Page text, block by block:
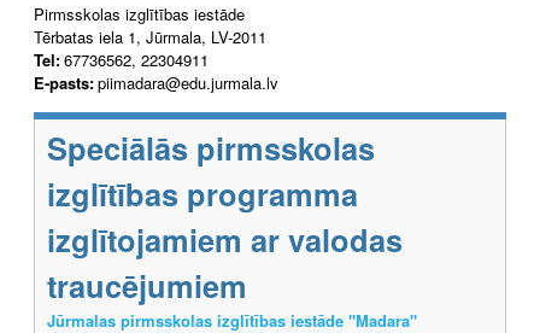
Pirmsskolas izglītības iestāde
Tērbatas iela 1, Jūrmala, LV-2011
Tel:67736562, 22304911
E-pasts:piimadara@edu.jurmala.lv
Speciālās pirmsskolas
izglītības programma
izglītojamiem ar valodas
traucējumiem
Jūrmalas pirmsskolas izglītības iestāde "Madara"